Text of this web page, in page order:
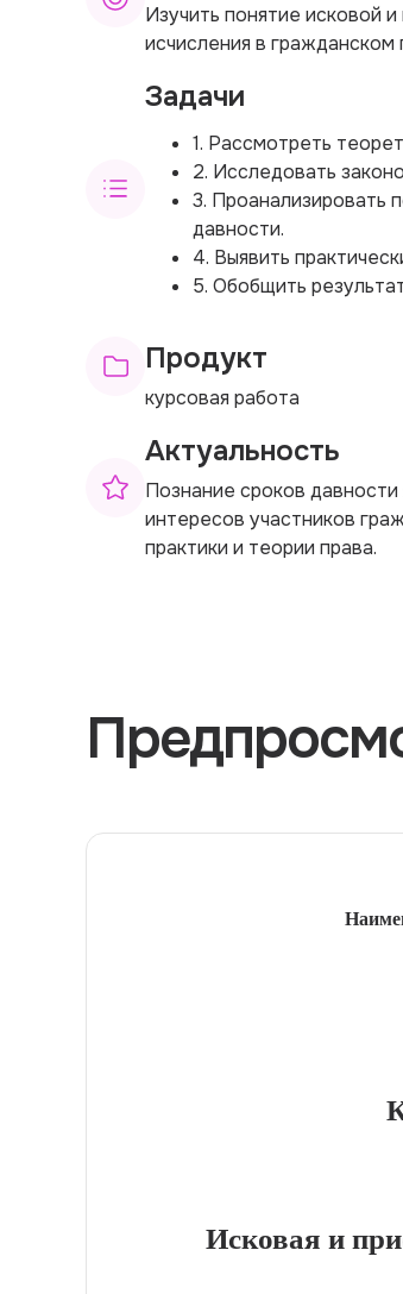
Изучить понятие исковой
исчисления в гражданском
Задачи
1. Рассмотреть
2. Исследовать
3. Проанализировать
давности.
4. Выявить
5. Обобщить
Продукт
курсовая работа
Актуальность
Познание сроков
интересов участников
практики и теории права.
Исковая и